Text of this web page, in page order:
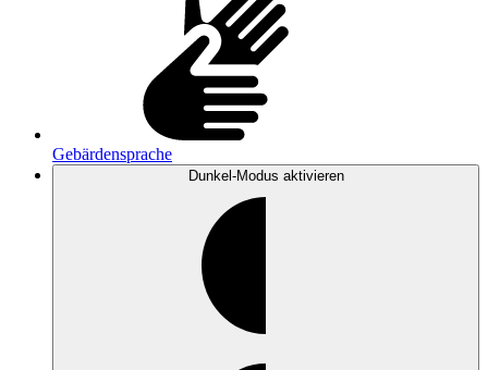
Gebärdensprache
Dunkel-Modus aktivieren